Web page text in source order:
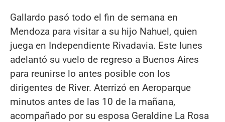
Gallardo pasó todo el fin de semana en
Mendoza para visitar a su hijo Nahuel, quien
juega en Independiente Rivadavia. Este lunes
adelantó su vuelo de regreso a Buenos Aires
para reunirse lo antes posible con los
dirigentes de River. Aterrizó en Aeroparque
minutos antes de las 10 de la mañana,
acompañado por su esposa Geraldine La Rosa